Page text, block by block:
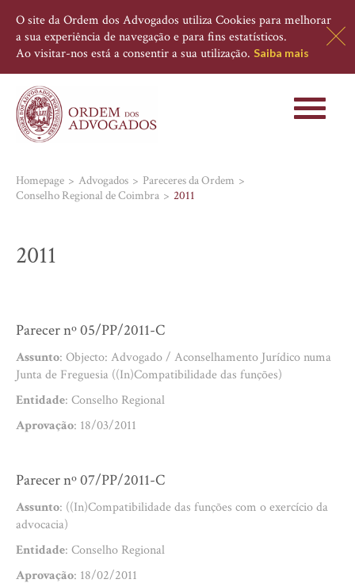
O site da Ordem dos Advogados utiliza Cookies para melhorar
a sua experiência de navegação e para fins estatísticos.
Ao visitar-nos está a consentir a sua utilização. Saiba mais
Toggle
Homepage Advogados
Pareceres da Ordem
Conselho Regional de Coimbra
2011
2011
Parecer nº 05/PP/2011-C
Assunto: Objecto: Advogado / Aconselhamento Jurídico numa
Junta de Freguesia ((In)Compatibilidade das funções)
Entidade: Conselho Regional
Aprovação: 18/03/2011
Parecer nº 07/PP/2011-C
Assunto: ((In)Compatibilidade das funções com o exercício da
advocacia)
Entidade: Conselho Regional
Aprovação: 18/02/2011